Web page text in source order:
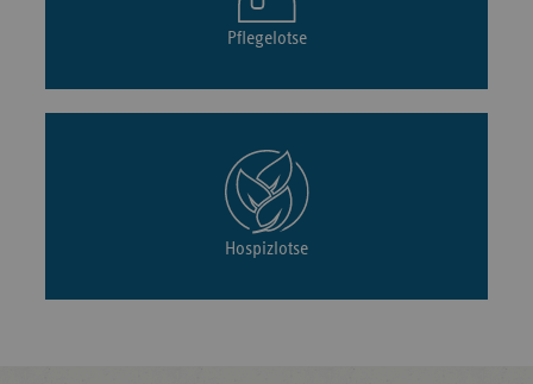
Pflegelotse
Hospizlotse